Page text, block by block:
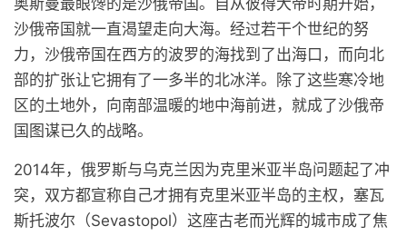
奥斯曼最眼馋的是沙俄帝国。自从彼得大帝时期开始，
沙俄帝国就一直渴望走向大海。经过若干个世纪的努
力，沙俄帝国在西方的波罗的海找到了出海口，而向北
部的扩张让它拥有了一多半的北冰洋。除了这些寒冷地
区的土地外，向南部温暖的地中海前进，就成了沙俄帝
国图谋已久的战略。
2014年，俄罗斯与乌克兰因为克里米亚半岛问题起了冲
突，双方都宣称自己才拥有克里米亚半岛的主权，塞瓦
斯托波尔（Sevastopol）这座古老而光辉的城市成了焦